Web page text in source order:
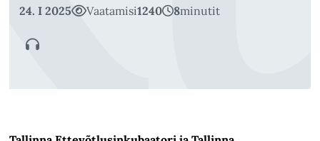
24. I 2025 Vaatamisi1240 8minutit